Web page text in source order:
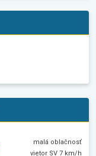
malá oblačnosť
vietor SV 7 km/h